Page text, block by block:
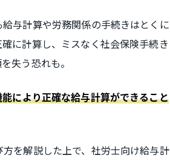
与計算や労務関係の手続きはとくに
に計算し、ミスなく社会保険手続き
失う恐れも。
により正確な給与計算ができること
を解説した上で、社労士向け給与計